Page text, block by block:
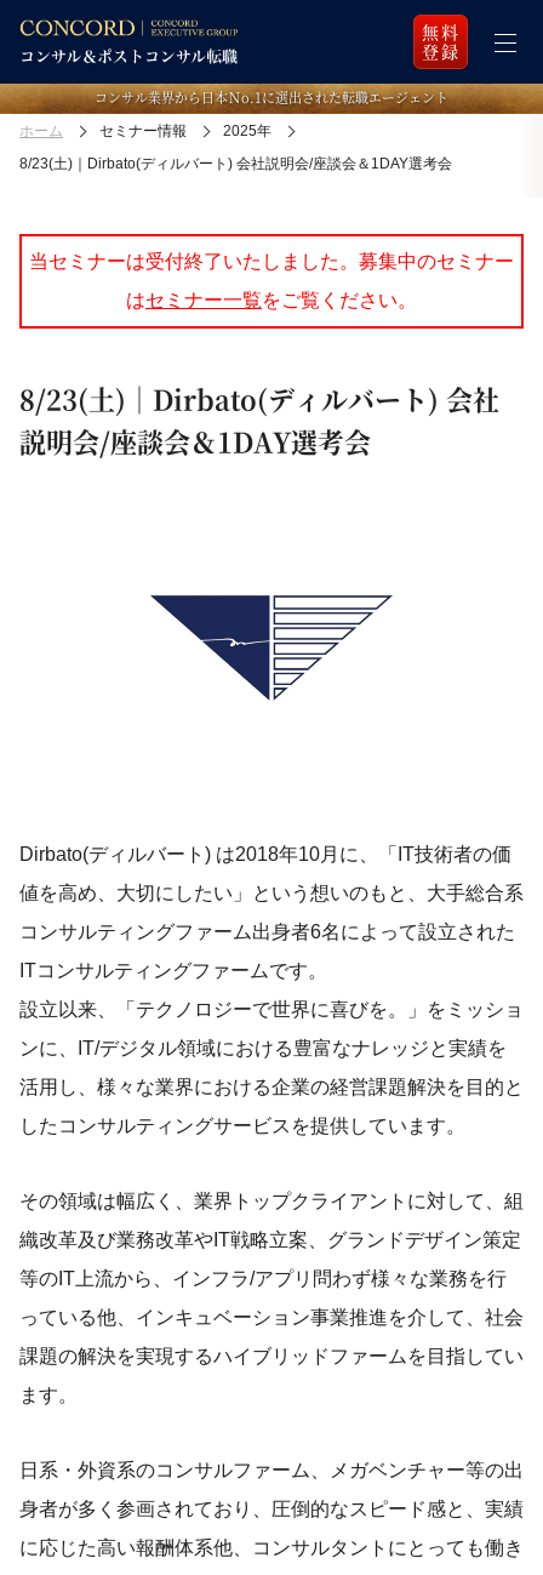
無料
登録
コンサル業界から日本Ｎo.1に選出された転職エージェント
ホーム セミナー情報
2025年
8/23(土)｜Dirbato(ディルバート) 会社説明会/座談会＆1DAY選考会
当セミナーは受付終了いたしました。募集中のセミナー
はセミナー一覧をご覧ください。
8/23(土)｜Dirbato(ディルバート) 会社
説明会/座談会＆1DAY選考会
Dirbato(ディルバート) は2018年10月に、「IT技術者の価
値を高め、大切にしたい」という想いのもと、大手総合系
コンサルティングファーム出身者6名によって設立された
ITコンサルティングファームです。
設立以来、「テクノロジーで世界に喜びを。」をミッショ
ンに、IT/デジタル領域における豊富なナレッジと実績を
活用し、様々な業界における企業の経営課題解決を目的と
したコンサルティングサービスを提供しています。
その領域は幅広く、業界トップクライアントに対して、組
織改革及び業務改革やIT戦略立案、グランドデザイン策定
等のIT上流から、インフラ/アプリ問わず様々な業務を行
っている他、インキュベーション事業推進を介して、社会
課題の解決を実現するハイブリッドファームを目指してい
ます。
日系・外資系のコンサルファーム、メガベンチャー等の出
身者が多く参画されており、圧倒的なスピード感と、実績
に応じた高い報酬体系他、コンサルタントにとっても働き